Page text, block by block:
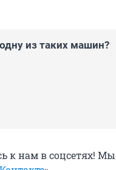
из таких машин?
к нам в соцсетях! Мы